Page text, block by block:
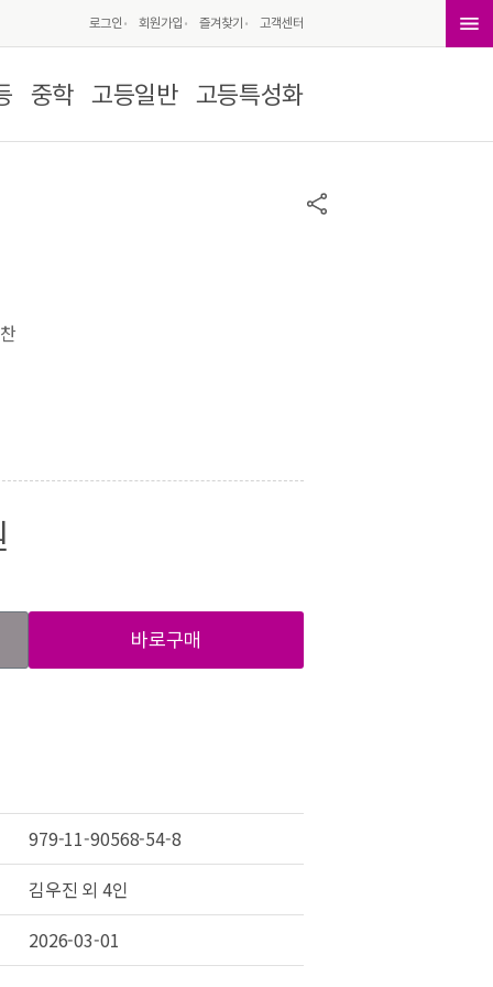
로그인 회원가입 즐겨찾기 고객센터
중학 고등일반 고등특성화
바로구매
979-11-90568-54-8
김우진 외 4인
2026-03-01